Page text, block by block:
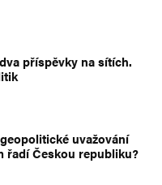
příspěvky na sítích.
uvažování
řadí Českou republiku?